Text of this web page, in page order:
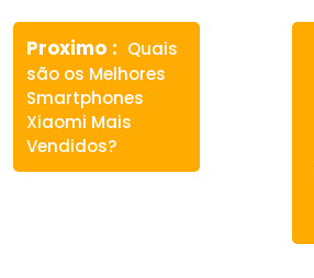
Navegação
de
Post
Proximo
Previous
post:
Quais
são os Melhores
Smartphones
Xiaomi Mais
Vendidos?